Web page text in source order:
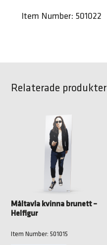
Item Number: 501022
Relaterade produkter
Måltavla kvinna brunett –
Helfigur
Item Number: 501015